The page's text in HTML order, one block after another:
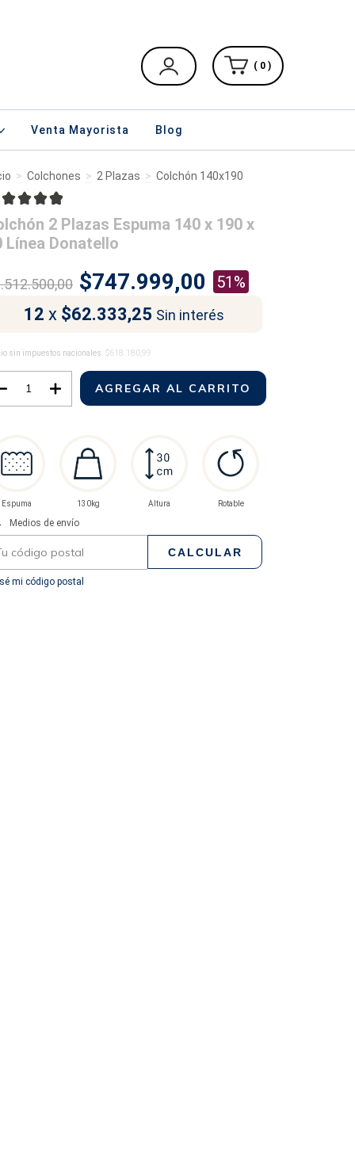
( 0 )
Venta Mayorista Blog
> Colchones > 2 Plazas > Colchón 140x190
2 Plazas Espuma 140 x 190 x
Línea Donatello
$747.999,00 51%
12 x $62.333,25 Sin interés
sin impuestos nacionales: $618.180,99
Espuma 130kg Altura Rotable
para el CP:
Medios de envío
CALCULAR
mi código postal